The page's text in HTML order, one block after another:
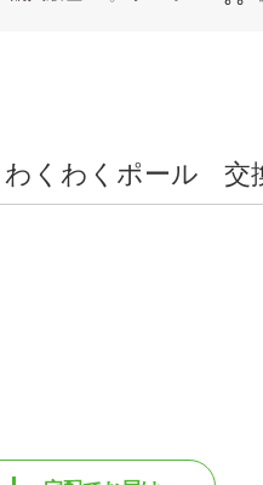
くわくポール